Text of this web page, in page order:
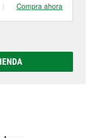
| Compra ahora